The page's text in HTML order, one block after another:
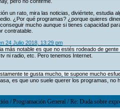
un rato, mira las noticias, diviértete, estudia
¿Por qué programas? ¿porque quieres
mucho aunque si tienes capacidad
contratable.
24 Julio 2018, 13:29 pm
más notable es que no estés rodeado de
ni radio, etc. Pero tenemos Internet.
te gusta mucho, te supone mucho
es que uno suele querer los programas,
/Programación General/Re: Duda sobre